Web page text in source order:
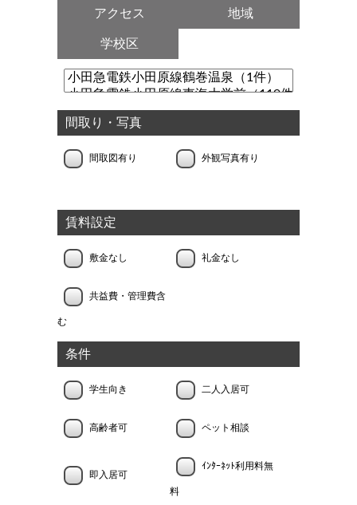
アクセス 地域
学校区
間取り・写真
間取図有り 外観写真有り
賃料設定
敷金なし 礼金なし
共益費・管理費含
む
条件
学生向き 二人入居可
高齢者可 ペット相談
即入居可
ｲﾝﾀｰﾈｯﾄ利用料無
料